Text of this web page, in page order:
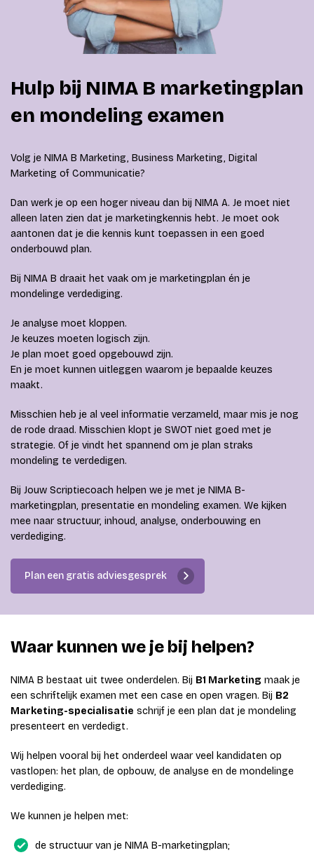
Hulp bij NIMA B marketingplan
en mondeling examen
Volg je NIMA B Marketing, Business Marketing, Digital
Marketing of Communicatie?
Dan werk je op een hoger niveau dan bij NIMA A. Je moet niet
alleen laten zien dat je marketingkennis hebt. Je moet ook
aantonen dat je die kennis kunt toepassen in een goed
onderbouwd plan.
Bij NIMA B draait het vaak om je marketingplan én je
mondelinge verdediging.
Je analyse moet kloppen.
Je keuzes moeten logisch zijn.
Je plan moet goed opgebouwd zijn.
En je moet kunnen uitleggen waarom je bepaalde keuzes
maakt.
Misschien heb je al veel informatie verzameld, maar mis je nog
de rode draad. Misschien klopt je SWOT niet goed met je
strategie. Of je vindt het spannend om je plan straks
mondeling te verdedigen.
Bij Jouw Scriptiecoach helpen we je met je NIMA B-
marketingplan, presentatie en mondeling examen. We kijken
mee naar structuur, inhoud, analyse, onderbouwing en
verdediging.
Plan een gratis adviesgesprek
Waar kunnen we je bij helpen?
NIMA B bestaat uit twee onderdelen. Bij B1 Marketing maak je
een schriftelijk examen met een case en open vragen. Bij B2
Marketing-specialisatie schrijf je een plan dat je mondeling
presenteert en verdedigt.
Wij helpen vooral bij het onderdeel waar veel kandidaten op
vastlopen: het plan, de opbouw, de analyse en de mondelinge
verdediging.
We kunnen je helpen met:
de structuur van je NIMA B-marketingplan;